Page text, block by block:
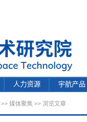
人力资源 宇航产品
>> 媒体聚焦 >> 浏览文章